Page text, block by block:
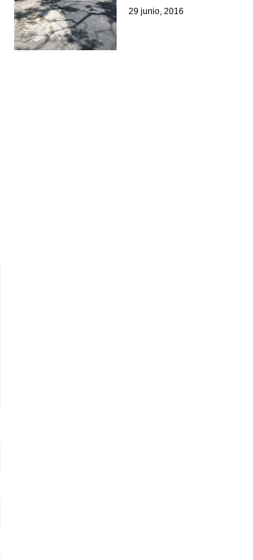
29 junio, 2016